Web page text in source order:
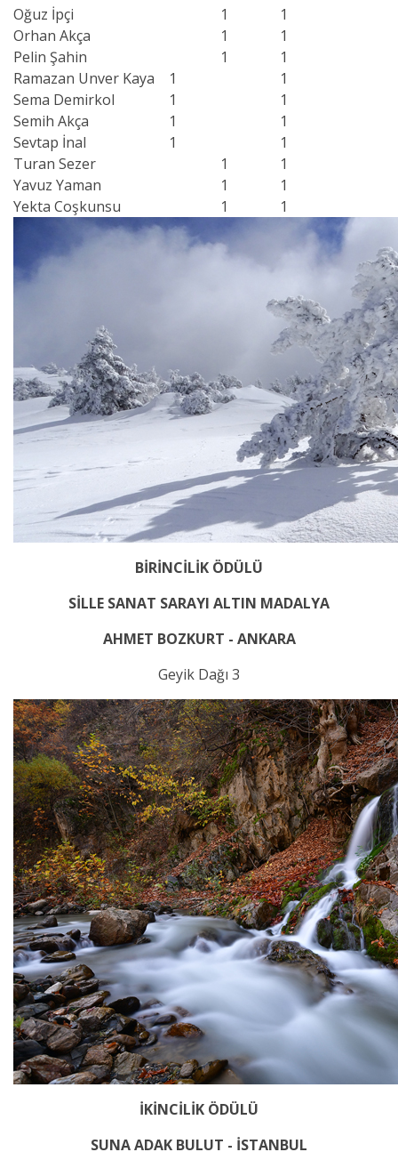
Oğuz İpçi
1
1
Orhan Akça
1
1
Pelin Şahin
1
1
Ramazan Unver Kaya
1
1
Sema Demirkol
1
1
Semih Akça
1
1
Sevtap İnal
1
1
Turan Sezer
1
1
Yavuz Yaman
1
1
Yekta Coşkunsu
1 1
BİRİNCİLİK ÖDÜLÜ
SİLLE SANAT SARAYI ALTIN MADALYA
AHMET BOZKURT - ANKARA
Geyik Dağı 3
İKİNCİLİK ÖDÜLÜ
SUNA ADAK BULUT - İSTANBUL